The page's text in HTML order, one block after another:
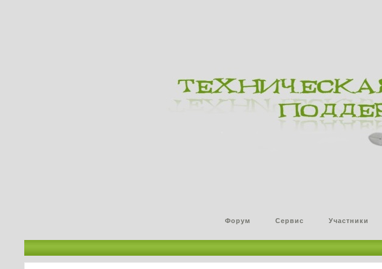
Форум Сервис Участники